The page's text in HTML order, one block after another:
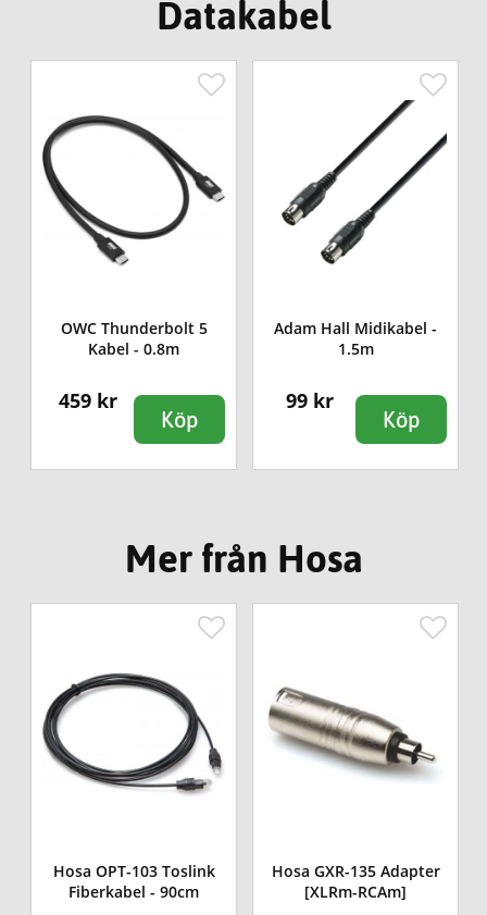
Datakabel
OWC Thunderbolt 5
Kabel - 0.8m
459 kr
Köp
Adam Hall Midikabel -
1.5m
99 kr
Köp
Mer från Hosa
Hosa OPT-103 Toslink
Fiberkabel - 90cm
Hosa GXR-135 Adapter
[XLRm-RCAm]